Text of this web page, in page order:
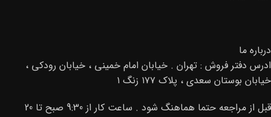
درباره ما
ادرس دفتر فروش : تهران . خیابان امام خمینی ، خیابان رودکی ،
خیابان بوستان سعدی ، پلاک ۱۷۷ زنگ ۱
قبل از مراجعه حتما هماهنگ شود . ساعت کار از 9:30 صبح تا 20